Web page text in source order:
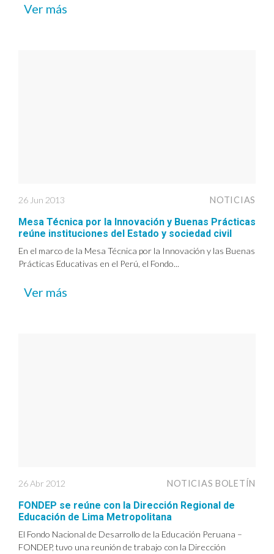
Ver más
26 Jun 2013 NOTICIAS
Mesa Técnica por la Innovación y Buenas Prácticas
reúne instituciones del Estado y sociedad civil
En el marco de la Mesa Técnica por la Innovación y las Buenas
Prácticas Educativas en el Perú, el Fondo...
Ver más
26 Abr 2012 NOTICIAS BOLETÍN
FONDEP se reúne con la Dirección Regional de
Educación de Lima Metropolitana
El Fondo Nacional de Desarrollo de la Educación Peruana –
FONDEP, tuvo una reunión de trabajo con la Dirección